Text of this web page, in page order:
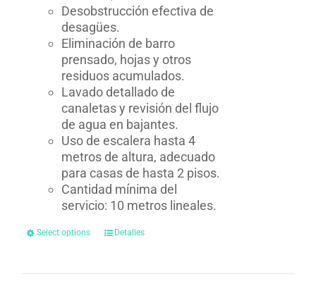
Desobstrucción efectiva de
desagües.
Eliminación de barro
prensado, hojas y otros
residuos acumulados.
Lavado detallado de
canaletas y revisión del flujo
de agua en bajantes.
Uso de escalera hasta 4
metros de altura, adecuado
para casas de hasta 2 pisos.
Cantidad mínima del
servicio: 10 metros lineales.
Select options Detalles